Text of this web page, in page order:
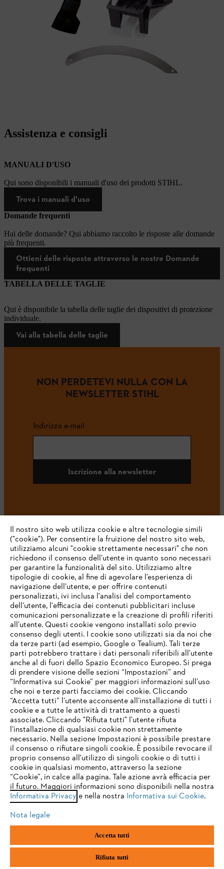
Assistenza e consigli
MANUALI D'USO
Qui sono disponibili i manuali d'uso dei prodotti STIHL.
Trova i manuali d'uso
Domande frequenti
Hai delle domande? Qui abbiamo raccolto le risposte alle domande
più frequenti.
Ottieni delle risposte attraverso le nostre Domande
frequenti
TABELLA DELLE TAGLIE
Qui è disponibile la tabella delle taglie dei dispositivi di protezione
individuale.
Vai alla tabella delle taglie
NON PERDETEVI NULLA CON LA
NEWSLETTER STIHL
Indirizzo e-mail
Iscrizione alla newsletter
#STIHL
L’azienda
STIHL FAQ
Service
Termini e condizioni generali Privacy policy
Note legali Cookies Informazioni legali
Andreas STIHL S.p.A. - Viale delle Industrie, 15
20040 Cambiago (MI)
Email:info@stihl.it
Numero di partita IVA: 09883420151.
Società a socio unico, soggetta a direzione e coordinamento di Andreas
IHR BROWSER WIRD NICHT
UNTERSTÜTZT
Sie nutzen einen Browser, den wir noch nicht unterstützen. Für
eine optimale Nutzung unserer Seite empfehlen wir Ihnen, zu
einem der folgenden Browser zu wechseln:
firefox chrome
safari edge
Il nostro sito web utilizza cookie e altre tecnologie simili
("cookie"). Per consentire la fruizione del nostro sito web,
utilizziamo alcuni "cookie strettamente necessari" che non
richiedono il consenso dell’utente in quanto sono necessari
per garantire la funzionalità del sito. Utilizziamo altre
tipologie di cookie, al fine di agevolare l’esperienza di
navigazione dell’utente, e per offrire contenuti
personalizzati, ivi inclusa l'analisi del comportamento
dell’utente, l'efficacia dei contenuti pubblicitari incluse
comunicazioni personalizzate e la creazione di profili riferiti
all’utente. Questi cookie vengono installati solo previo
consenso degli utenti. I cookie sono utilizzati sia da noi che
da terze parti (ad esempio, Google o Tealium). Tali terze
parti potrebbero trattare i dati personali riferibili all’utente
anche al di fuori dello Spazio Economico Europeo. Si prega
di prendere visione delle sezioni “Impostazioni” and
“Informativa sui Cookie” per maggiori informazioni sull’uso
che noi e terze parti facciamo dei cookie. Cliccando
“Accetta tutti” l’utente acconsente all’installazione di tutti i
cookie e a tutte le attività di trattamento a questi
associate. Cliccando "Rifiuta tutti" l’utente rifiuta
l’installazione di qualsiasi cookie non strettamente
necessario. Nella sezione Impostazioni è possibile prestare
il consenso o rifiutare singoli cookie. È possibile revocare il
proprio consenso all'utilizzo di singoli cookie o di tutti i
cookie in qualsiasi momento, attraverso la sezione
“Cookie”, in calce alla pagina. Tale azione avrà efficacia per
il futuro. Maggiori informazioni sono disponibili nella nostra
Informativa Privacy e nella nostra Informativa sui Cookie.
Nota legale
Accetta tutti
Rifiuta tutti